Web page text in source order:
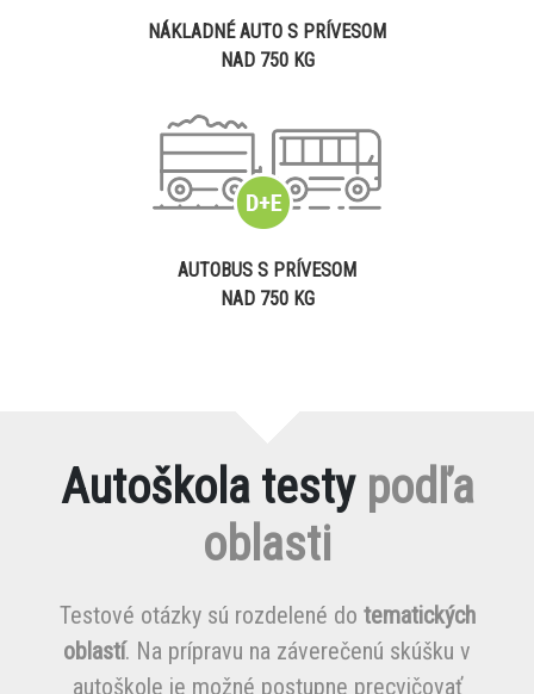
NÁKLADNÉ AUTO S PRÍVESOM
NAD 750 KG
AUTOBUS S PRÍVESOM
NAD 750 KG
Autoškola testy podľa
oblasti
Testové otázky sú rozdelené do tematických
oblastí. Na prípravu na záverečenú skúšku v
autoškole je možné postupne precvičovať